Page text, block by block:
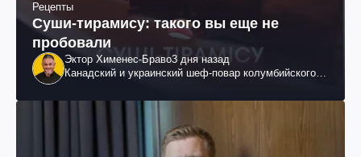
Рецепты
Суши-тирамису: такого вы еще не
пробовали
Эктор Хименес-Браво3 дня назад
Канадский и украинский шеф-повар колумбийского